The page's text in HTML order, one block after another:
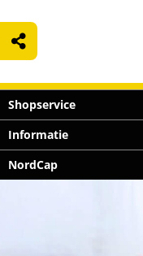
Shopservice
Informatie
NordCap